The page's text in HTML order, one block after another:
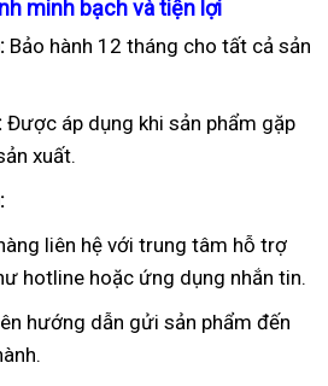
minh bạch và tiện lợi
Bảo hành 12 tháng cho tất cả sản
Được áp dụng khi sản phẩm gặp
xuất.
liên hệ với trung tâm hỗ trợ
hotline hoặc ứng dụng nhắn tin.
hướng dẫn gửi sản phẩm đến